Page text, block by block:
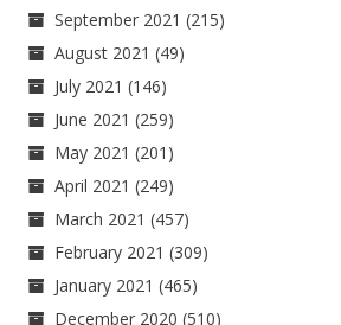
September 2021 (215)
August 2021 (49)
July 2021 (146)
June 2021 (259)
May 2021 (201)
April 2021 (249)
March 2021 (457)
February 2021 (309)
January 2021 (465)
December 2020 (510)